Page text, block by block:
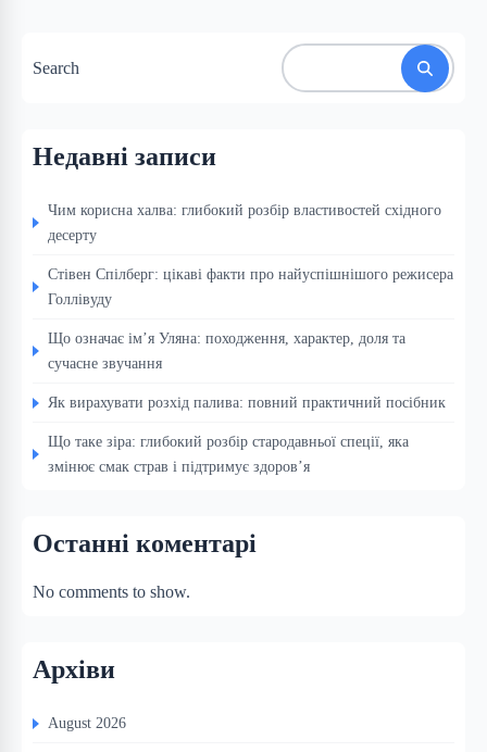
Search
Недавні записи
Чим корисна халва: глибокий розбір властивостей східного
десерту
Стівен Спілберг: цікаві факти про найуспішнішого режисера
Голлівуду
Що означає ім’я Уляна: походження, характер, доля та
сучасне звучання
Як вирахувати розхід палива: повний практичний посібник
Що таке зіра: глибокий розбір стародавньої спеції, яка
змінює смак страв і підтримує здоров’я
Останні коментарі
No comments to show.
Архіви
August 2026